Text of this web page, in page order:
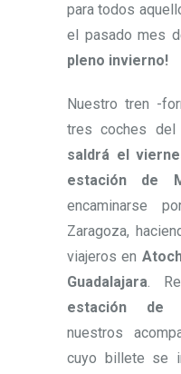
para todos
el pasado mes
pleno invierno!
Nuestro tren -
tres coches del
saldrá el
estación de
encaminarse
Zaragoza,
viajeros en
Guadalajara.
estación de
nuestros
cuyo billete se